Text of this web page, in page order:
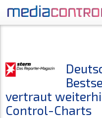
vertraut
Control-Charts